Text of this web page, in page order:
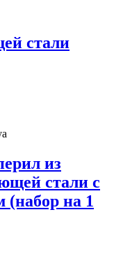
стали
из
стали с
(набор на 1